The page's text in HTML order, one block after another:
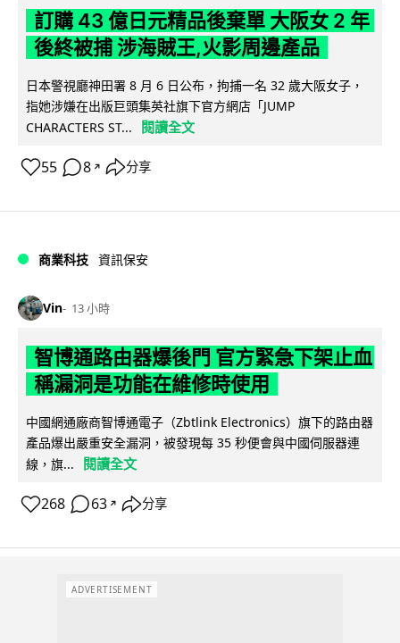
訂購 43 億日元精品後棄單 大阪女 2 年
後終被捕 涉海賊王,火影周邊產品
日本警視廳神田署 8 月 6 日公布，拘捕一名 32 歲大阪女子，
指她涉嫌在出版巨頭集英社旗下官方網店「JUMP
CHARACTERS ST...
閱讀全文
55 8 ↗ 分享
商業科技 資訊保安
Vin 13 小時
智博通路由器爆後門 官方緊急下架止血
稱漏洞是功能在維修時使用
中國網通廠商智博通電子（Zbtlink Electronics）旗下的路由器
產品爆出嚴重安全漏洞，被發現每 35 秒便會與中國伺服器連
線，旗...
閱讀全文
268 63 ↗ 分享
ADVERTISEMENT